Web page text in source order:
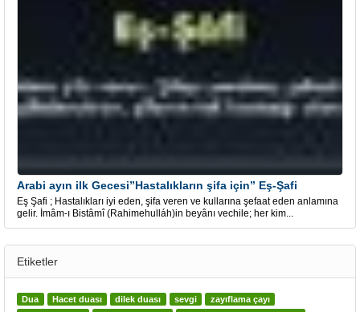
Arabi ayın ilk Gecesi”Hastalıkların şifa için” Eş-Şafi
Eş Şafi ; Hastalıkları iyi eden, şifa veren ve kullarına şefaat eden anlamına
gelir. İmâm-ı Bistâmî (Rahimehulláh)in beyânı vechile; her kim...
Etiketler
Dua Hacet duası dilek duası sevgi
zayıflama çayı